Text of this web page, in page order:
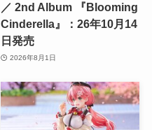
／ 2nd Album 『Blooming
Cinderella』：26年10月14
日発売
2026年8月1日